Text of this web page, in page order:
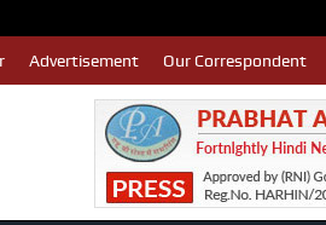
Advertisement Our Correspondent